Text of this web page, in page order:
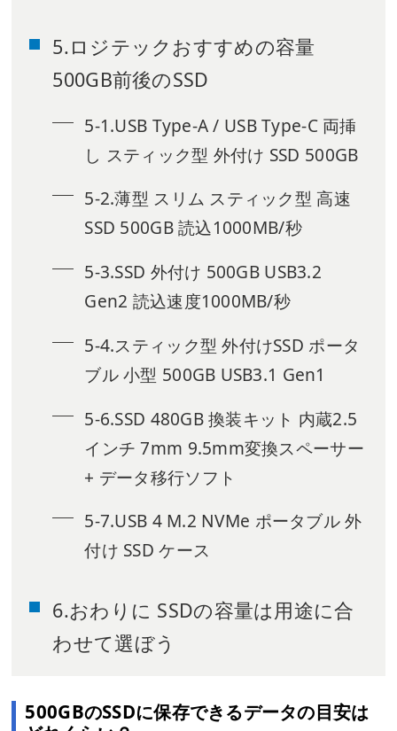
5.ロジテックおすすめの容量
500GB前後のSSD
5-1.USB Type-A / USB Type-C 両挿
し スティック型 外付け SSD 500GB
5-2.薄型 スリム スティック型 高速
SSD 500GB 読込1000MB/秒
5-3.SSD 外付け 500GB USB3.2
Gen2 読込速度1000MB/秒
5-4.スティック型 外付けSSD ポータ
ブル 小型 500GB USB3.1 Gen1
5-6.SSD 480GB 換装キット 内蔵2.5
インチ 7mm 9.5mm変換スペーサー
+ データ移行ソフト
5-7.USB 4 M.2 NVMe ポータブル 外
付け SSD ケース
6.おわりに SSDの容量は用途に合
わせて選ぼう
500GBのSSDに保存できるデータの目安は